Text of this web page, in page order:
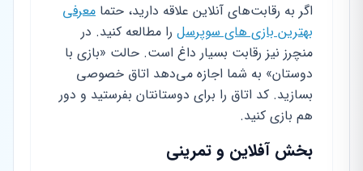
اگر به رقابت‌های آنلاین علاقه دارید، حتما معرفی
بهترین بازی های سوپرسل را مطالعه کنید. در
منچرز نیز رقابت بسیار داغ است. حالت «بازی با
دوستان» به شما اجازه می‌دهد اتاق خصوصی
بسازید. کد اتاق را برای دوستانتان بفرستید و دور
هم بازی کنید.
بخش آفلاین و تمرینی